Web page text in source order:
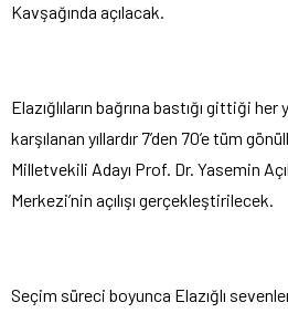
Kavşağında açılacak.
Elazığlıların bağrına bastığı gittiği
karşılanan yıllardır 7’den 70’e tüm
Milletvekili Adayı Prof. Dr. Yasemin
Merkezi’nin açılışı gerçekleştirilecek.
Seçim süreci boyunca Elazığlı